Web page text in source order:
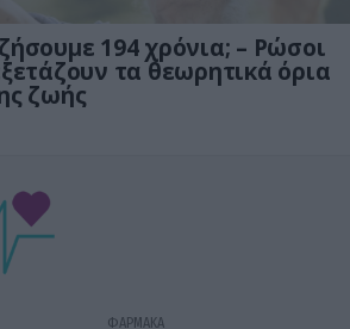
194 χρόνια; – Ρώσοι
τα θεωρητικά όρια
ζωής
ΦΑΡΜΑΚΑ